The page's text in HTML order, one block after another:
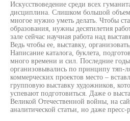
Искусствоведение среди всех
дисциплина. Слишком большой
многое нужно уметь делать. Чтобы
образования, нужны десятилетия
зале сейчас научная работа над
Ведь чтобы ее, выставку,
Написание каталога, буклета,
много времени и сил. Последние годы
организовывались по принципу тяп-
коммерческих проектов место –
групповую выставку художников,
успевают подготовиться. Даже о
Великой Отечественной войны, на
аналитической статьи, но даже пресс-